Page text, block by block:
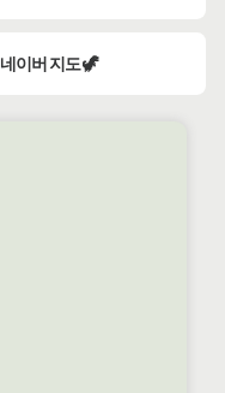
네이버 지도 🦖